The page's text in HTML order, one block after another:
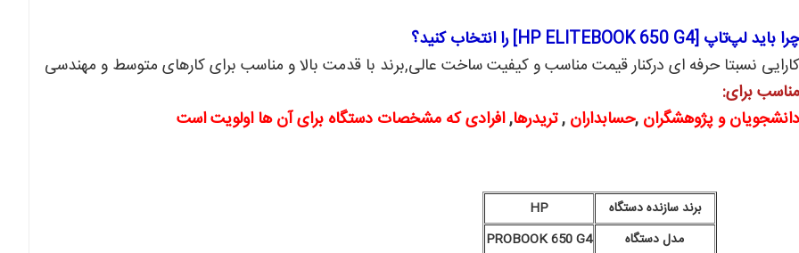
چرا باید لپ‌تاپ [HP ELITEBOOK 650 G4] را انتخاب کنید؟
کارایی نسبتا حرفه ای درکنار قیمت مناسب و کیفیت ساخت عالی,برند با قدمت بالا و مناسب برای کارهای متوسط و مهندسی
مناسب برای:
دانشجویان و پژوهشگران ,حسابداران ,تریدرها,افرادی که مشخصات دستگاه برای آن ها اولویت است
برند سازنده دستگاه
HP
مدل دستگاه
PROBOOK 650 G4